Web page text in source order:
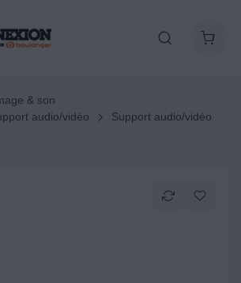
& son
audio/vidéo
Support audio/vidéo